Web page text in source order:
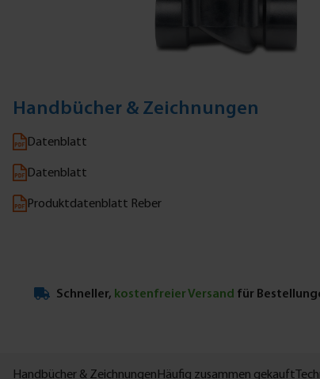
Handbücher & Zeichnungen
Datenblatt
Datenblatt
Produktdatenblatt Reber
Schneller, kostenfreier Versand für
Handbücher & Zeichnungen Häufig zusammen gekauft